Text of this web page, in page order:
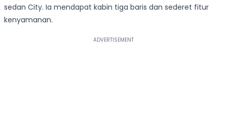
sedan City. Ia mendapat kabin tiga baris dan sederet fitur
kenyamanan.